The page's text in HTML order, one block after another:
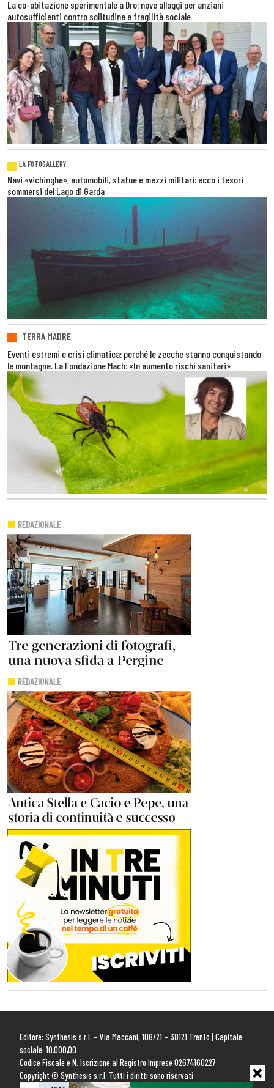
La co-abitazione sperimentale a Dro: nove alloggi per anziani
autosufficienti contro solitudine e fragilità sociale
LA FOTOGALLERY
Navi «vichinghe», automobili, statue e mezzi militari: ecco i tesori
sommersi del Lago di Garda
TERRA MADRE
Eventi estremi e crisi climatica: perché le zecche stanno conquistando
le montagne. La Fondazione Mach: «In aumento rischi sanitari»
Editore: Synthesis s.r.l. – Via Maccani, 108/21 – 38121 Trento | Capitale
sociale: 10.000,00
Codice Fiscale e N. Iscrizione al Registro Imprese 02674160227
Copyright © Synthesis s.r.l. Tutti i diritti sono riservati